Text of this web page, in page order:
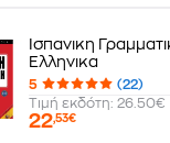
Ισπανικη
Ελληνικα
5
(22)
Τιμή εκδότη: 26.50€
22,53€